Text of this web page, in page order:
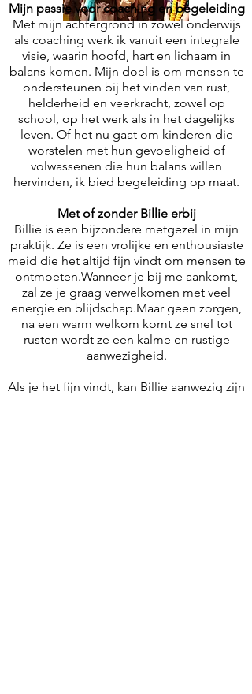
Mijn passie voor coaching en begeleiding
Met mijn achtergrond in zowel onderwijs
als coaching werk ik vanuit een integrale
visie, waarin hoofd, hart en lichaam in
balans komen. Mijn doel is om mensen te
ondersteunen bij het vinden van rust,
helderheid en veerkracht, zowel op
school, op het werk als in het dagelijks
leven. Of het nu gaat om kinderen die
worstelen met hun gevoeligheid of
volwassenen die hun balans willen
hervinden, ik bied begeleiding op maat.
Met of zonder Billie erbij
Billie is een bijzondere metgezel in mijn
praktijk. Ze is een vrolijke en enthousiaste
meid die het altijd fijn vindt om mensen te
ontmoeten.Wanneer je bij me aankomt,
zal ze je graag verwelkomen met veel
energie en blijdschap.Maar geen zorgen,
na een warm welkom komt ze snel tot
rusten wordt ze een kalme en rustige
aanwezigheid.
Als je het fijn vindt, kan Billie aanwezig zijn